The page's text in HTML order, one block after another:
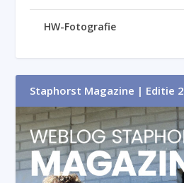
HW-Fotografie
Staphorst Magazine | Editie 2